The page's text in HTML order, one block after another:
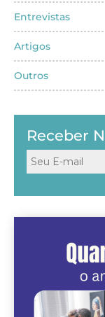
Entrevistas
Artigos
Outros
Receber